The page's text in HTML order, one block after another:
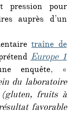
pression pour
auprès d’un
traîne de
Europe 1
enquête, «
du laboratoire
(gluten, fruits à
favorable